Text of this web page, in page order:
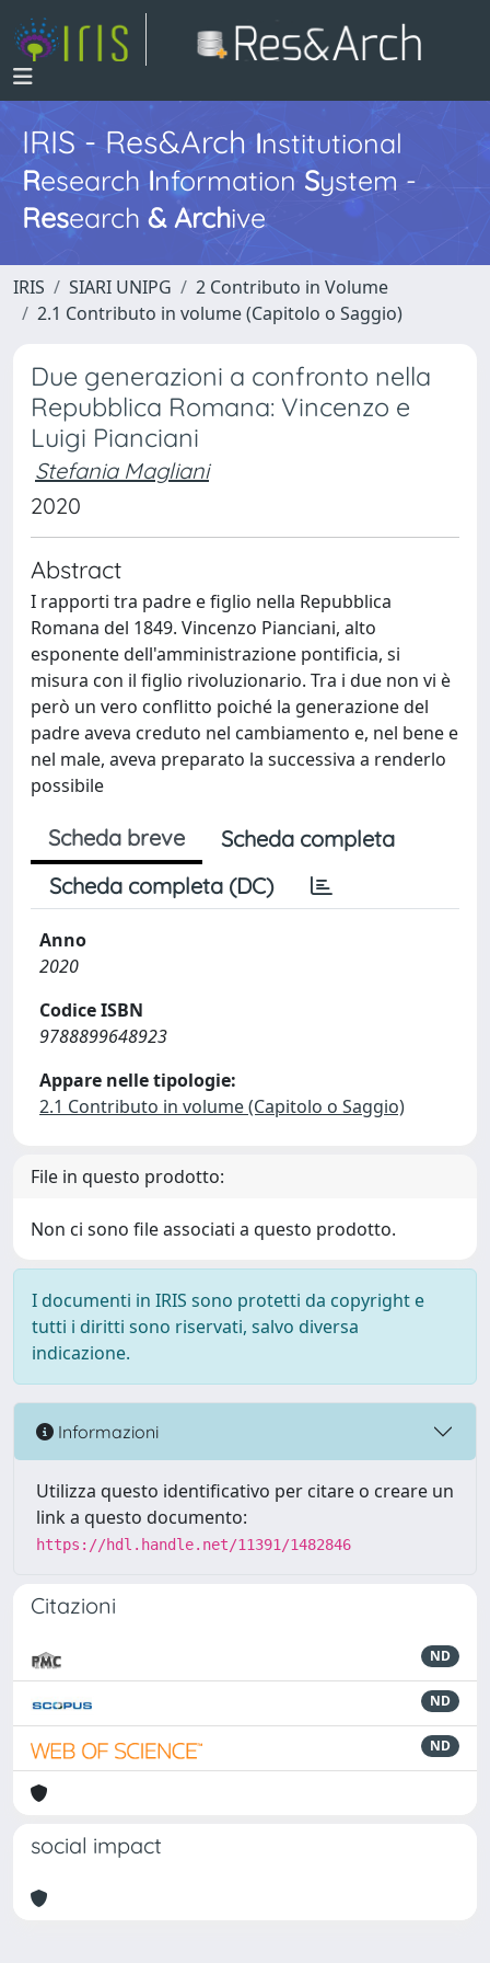
IRIS - Res&ArchInstitutional
Research InformationSystem -
Research & Archive
IRIS SIARI UNIPG
2 Contributo in Volume
2.1 Contributo in volume (Capitolo o Saggio)
Due generazioni a confronto nella
Repubblica Romana: Vincenzo e
Luigi Pianciani
Stefania Magliani
2020
Abstract
I rapporti tra padre e figlio nella Repubblica
Romana del 1849. Vincenzo Pianciani, alto
esponente dell'amministrazione pontificia, si
misura con il figlio rivoluzionario. Tra i due non vi è
però un vero conflitto poiché la generazione del
padre aveva creduto nel cambiamento e, nel bene e
nel male, aveva preparato la successiva a renderlo
possibile
Scheda breve
Scheda completa
Scheda completa (DC)
Anno
2020
Codice ISBN
9788899648923
Appare nelle tipologie:
2.1 Contributo in volume (Capitolo o Saggio)
File in questo prodotto:
Non ci sono file associati a questo prodotto.
I documenti in IRIS sono protetti da copyright e
tutti i diritti sono riservati, salvo diversa
indicazione.
Informazioni
Utilizza questo identificativo per citare o creare un
link a questo documento:
https://hdl.handle.net/11391/1482846
Citazioni
ND
ND
ND
social impact